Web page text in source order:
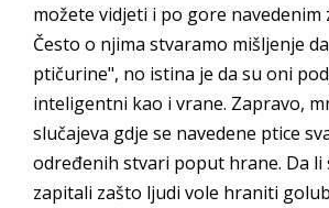
možete vidjeti i po gore navedenim
Često o njima stvaramo mišljenje
ptičurine", no istina je da su oni
inteligentni kao i vrane. Zapravo,
slučajeva gdje se navedene ptice
određenih stvari poput hrane. Da li
zapitali zašto ljudi vole hraniti